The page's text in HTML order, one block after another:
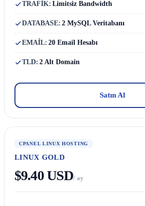
TRAFİK: Limitsiz Bandwidth
DATABASE: 2 MySQL Veritabanı
EMAİL: 20 Email Hesabı
TLD: 2 Alt Domain
Satın Al
CPANEL LINUX HOSTING
LINUX GOLD
$9.40 USD/ ay